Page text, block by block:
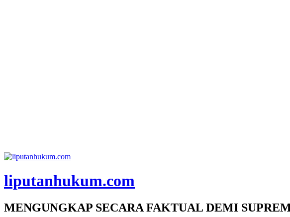
liputanhukum.com
MENGUNGKAP SECARA FAKTUAL DEMI